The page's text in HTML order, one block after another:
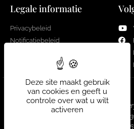
Legale informatie
Privacybeleid
Notificatiebeleid
Real Estate
Bedrijf nr. : 0751
Hoofdkantoor : Louizalaan
Deze site maakt gebruik
van cookies en geeft u
controle over wat u wilt
activeren